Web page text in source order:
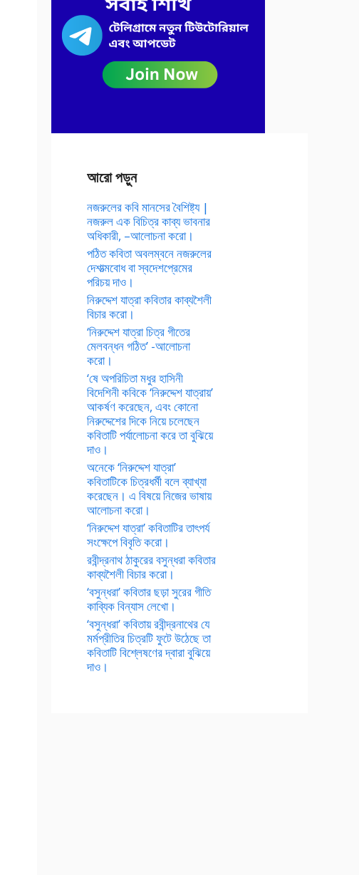
আরো পড়ুন
নজরুলের কবি মানসের বৈশিষ্ট্য |
নজরুল এক বিচিত্র কাব্য ভাবনার
অধিকারী, –আলোচনা করো।
পঠিত কবিতা অবলম্বনে নজরুলের
দেশাত্মবোধ বা স্বদেশপ্রেমের
পরিচয় দাও।
নিরুদ্দেশ যাত্রা কবিতার কাব্যশৈলী
বিচার করো।
‘নিরুদ্দেশ যাত্রা চিত্র গীতের
মেলবন্ধন গঠিত’ -আলোচনা
করো।
‘ষে অপরিচিতা মধুর হাসিনী
বিদেশিনী কবিকে ‘নিরুদ্দেশ যাত্রায়’
আকর্ষণ করেছেন, এবং কোনো
নিরুদ্দেশের দিকে নিয়ে চলেছেন
কবিতাটি পর্যালোচনা করে তা বুঝিয়ে
দাও।
অনেকে ‘নিরুদ্দেশ যাত্রা’
কবিতাটিকে চিত্রধর্মী বলে ব্যাখ্যা
করেছেন। এ বিষয়ে নিজের ভাষায়
আলোচনা করো।
‘নিরুদ্দেশ যাত্রা’ কবিতাটির তাৎপর্য
সংক্ষেপে বিবৃতি করো।
রবীন্দ্রনাথ ঠাকুরের বসুন্ধরা কবিতার
কাব্যশৈলী বিচার করো।
‘বসুন্ধরা’ কবিতার ছড়া সুরের গীতি
কাব্যিক বিন্যাস লেখো।
‘বসুন্ধরা’ কবিতায় রবীন্দ্রনাথের যে
মর্মপ্রীতির চিত্রটি ফুটে উঠেছে তা
কবিতাটি বিশ্লেষণের দ্বারা বুঝিয়ে
দাও।